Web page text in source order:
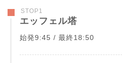
STOP1
エッフェル塔
始発9:45 / 最終18:50